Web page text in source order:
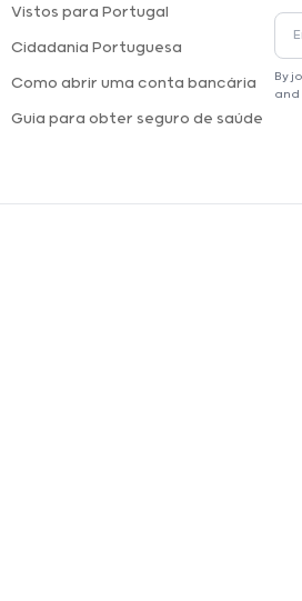
Vistos para Portugal
Cidadania Portuguesa
Como abrir uma conta bancária
Guia para obter seguro de saúde
By
and